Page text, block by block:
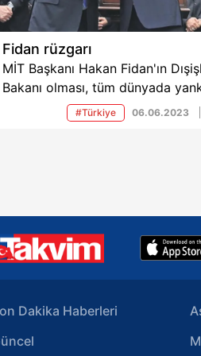
Fidan rüzgarı
MİT Başkanı Hakan Fidan'ın
Bakanı olması, tüm dünyada
uyandırdı. Batı medyası Hakan
Fidan'ı manşetine, "Görünmeyen el
#Türkiye 06.06.2023
Dakika Haberleri